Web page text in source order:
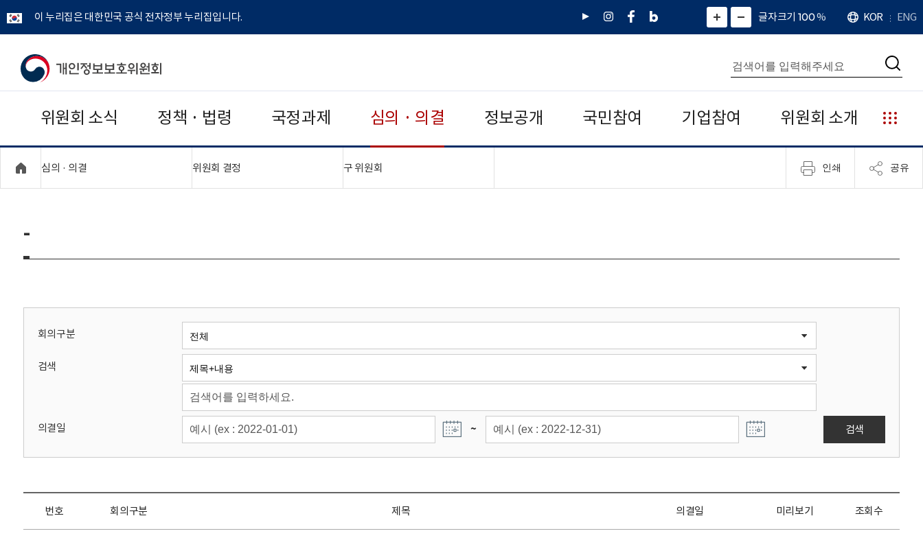
이 누리집은 대한민국 공식 전자정부 누리집입니다.
유
인
페
네
그
)
화
면
면
소
확
대
치
글자크기 100%
언
어
KOR ENG
개
보
보
위
회
통
합
검
색
검
위원회 소식 정책 · 법령 국정과제 심의 · 의결 정보공개 국민참여 기업참여 위원회 소개
누
리
집
안
심의 · 의결 위원회 결정 구 위원회 인쇄 공유
-
회의구분
검색
의결일 ~ 검색
번호 회의구분 제목 의결일 미리보기 조회수